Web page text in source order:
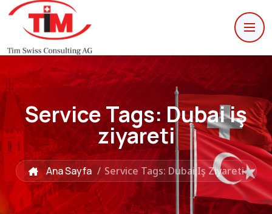
Service Tags:Dubai iş
ziyareti
Ana Sayfa /Service Tags: Dubai Iş Ziyareti